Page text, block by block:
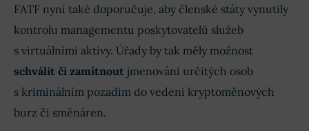
FATF nyní také doporučuje, aby členské státy vynutily
kontrolu managementu poskytovatelů služeb
s virtuálními aktivy. Úřady by tak měly možnost
schválit či zamítnout jmenování určitých osob
s kriminálním pozadím do vedení kryptoměnových
burz či směnáren.